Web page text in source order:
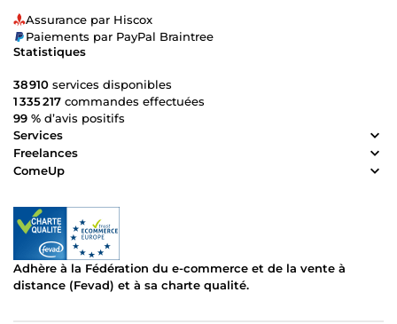
Assurance par Hiscox
Paiements par PayPal Braintree
Statistiques
38 910 services disponibles
1 335 217 commandes effectuées
99 % d’avis positifs
Services
Freelances
ComeUp
Adhère à la Fédération du e-commerce et de la vente à
distance (Fevad) et à sa charte qualité.